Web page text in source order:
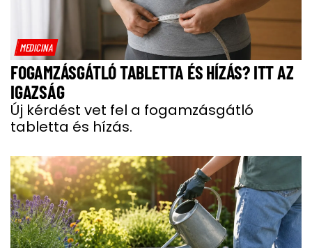
MEDICINA
FOGAMZÁSGÁTLÓ TABLETTA ÉS HÍZÁS? ITT AZ
IGAZSÁG
Új kérdést vet fel a fogamzásgátló
tabletta és hízás.